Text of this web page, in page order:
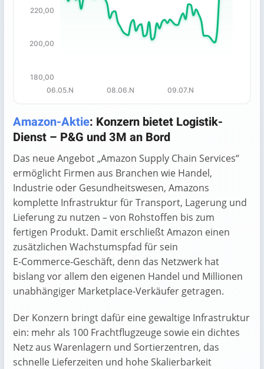
The chart has 1 Y axis displaying values. Data ranges
06.05.N 08.06.N 09.07.N
180,00
200,00
220,00
Amazon-Aktie: Konzern bietet Logistik-
Dienst – P&G und 3M an Bord
Das neue Angebot „Amazon Supply Chain Services“
ermöglicht Firmen aus Branchen wie Handel,
Industrie oder Gesundheitswesen, Amazons
komplette Infrastruktur für Transport, Lagerung und
Lieferung zu nutzen – von Rohstoffen bis zum
fertigen Produkt. Damit erschließt Amazon einen
zusätzlichen Wachstumspfad für sein
E‑Commerce‑Geschäft, denn das Netzwerk hat
bislang vor allem den eigenen Handel und Millionen
unabhängiger Marketplace‑Verkäufer getragen.
Der Konzern bringt dafür eine gewaltige Infrastruktur
ein: mehr als 100 Frachtflugzeuge sowie ein dichtes
Netz aus Warenlagern und Sortierzentren, das
schnelle Lieferzeiten und hohe Skalierbarkeit